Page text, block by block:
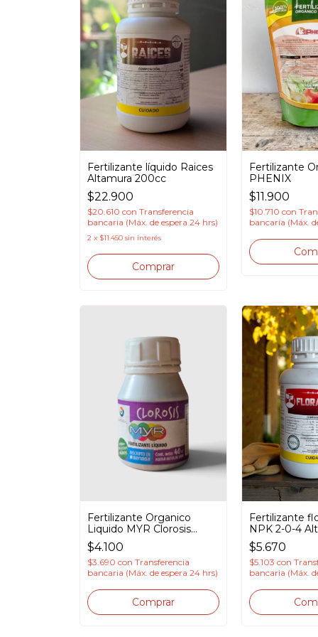
Fertilizante líquido Raices
Altamura 200cc
$22.900
$20.610 con Transferencia
bancaria (Máx. de espera 24 hrs)
2 x $11.450 sin interés
Fertilizante
PHENIX
$11.900
$10.710 con
bancaria (Máx.
Fertilizante Organico
Liquido MYR Clorosis
Hierro
$4.100
$3.690 con Transferencia
bancaria (Máx. de espera 24 hrs)
Comprar
Fertilizante
NPK 2-0-4
cc
$5.670
$5.103 con
bancaria (Máx.